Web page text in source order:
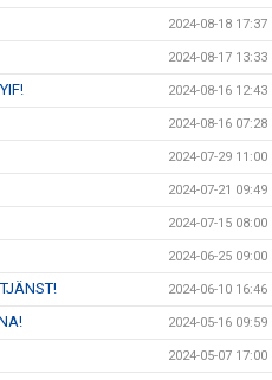
2024-08-18 17:37
2024-08-17 13:33
2024-08-16 12:43
2024-08-16 07:28
2024-07-29 11:00
2024-07-21 09:49
2024-07-15 08:00
2024-06-25 09:00
2024-06-10 16:46
2024-05-16 09:59
2024-05-07 17:00